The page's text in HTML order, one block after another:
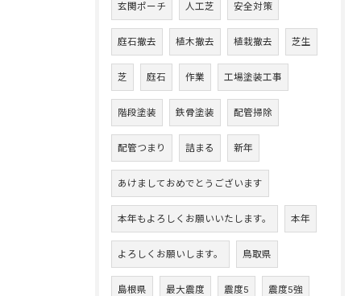
玄関ポーチ 人工芝 安全対策
庭石撤去 植木撤去 植栽撤去 芝生
芝 庭石 作業 工場塗装工事
階段塗装 鉄骨塗装 配管掃除
配管つまり 詰まる 新年
あけましておめでとうございます
本年もよろしくお願いいたします。 本年
よろしくお願いします。 鳥取県
島根県 最大震度 震度5 震度5強